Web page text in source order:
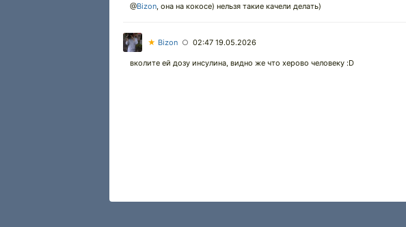
@Bizon, она на кокосе) нельзя такие качели делать)
★ Bizon ○ 02:47 19.05.2026
вколите ей дозу инсулина, видно же что херово человеку :D